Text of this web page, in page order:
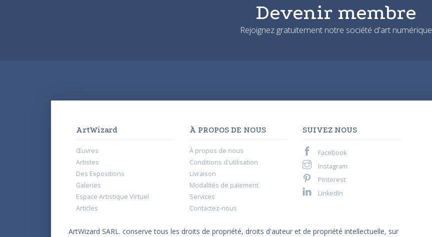
Devenir membre
Rejoignez gratuitement notre société d'art numérique
ArtWizard
Œuvres
Artistes
Des Expositions
Galeries
Espace Artistique Virtuel
Articles
À PROPOS DE NOUS
À propos de nous
Conditions d'utilisation
Livraison
Modalités de paiement
Services
Contactez-nous
SUIVEZ NOUS
Facebook
Instagram
Pinterest
LinkedIn
ArtWizard SARL. conserve tous les droits de propriété, droits d'auteur et de propriété intellectuelle, sur